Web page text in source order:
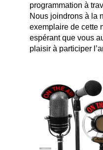
programmation à
Nous joindrons à la
exemplaire de cette
espérant que vous
plaisir à participer